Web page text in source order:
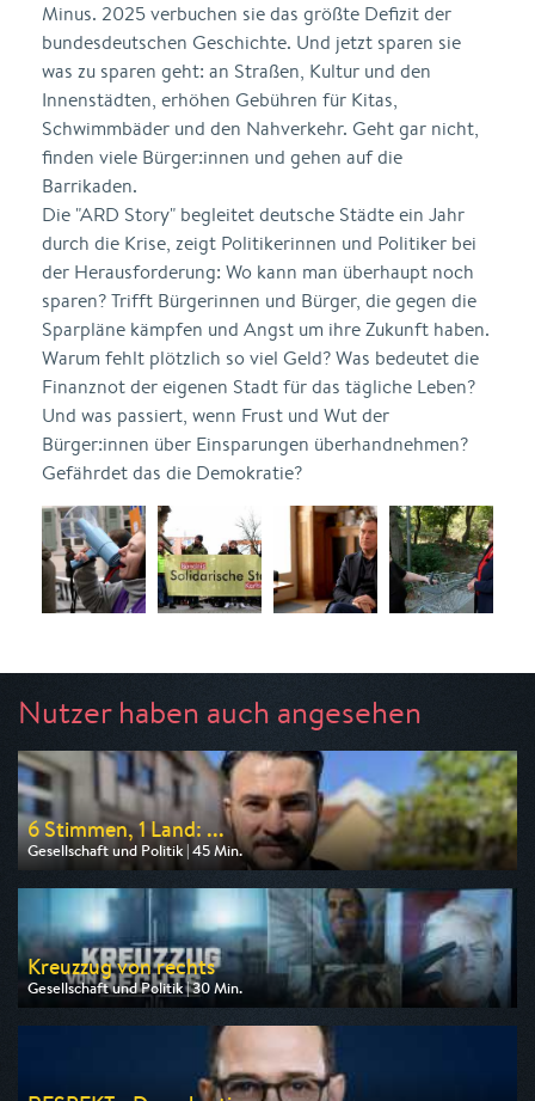
Minus. 2025 verbuchen sie das größte Defizit der
bundesdeutschen Geschichte. Und jetzt sparen sie
was zu sparen geht: an Straßen, Kultur und den
Innenstädten, erhöhen Gebühren für Kitas,
Schwimmbäder und den Nahverkehr. Geht gar nicht,
finden viele Bürger:innen und gehen auf die
Barrikaden.
Die "ARD Story" begleitet deutsche Städte ein Jahr
durch die Krise, zeigt Politikerinnen und Politiker bei
der Herausforderung: Wo kann man überhaupt noch
sparen? Trifft Bürgerinnen und Bürger, die gegen die
Sparpläne kämpfen und Angst um ihre Zukunft haben.
Warum fehlt plötzlich so viel Geld? Was bedeutet die
Finanznot der eigenen Stadt für das tägliche Leben?
Und was passiert, wenn Frust und Wut der
Bürger:innen über Einsparungen überhandnehmen?
Gefährdet das die Demokratie?
Nutzer haben auch angesehen
6 Stimmen, 1 Land: ...
Gesellschaft und Politik | 45 Min.
Ausgestrahlt von MDR
am 12.08.2026, 20:15
Kreuzzug von rechts
Gesellschaft und Politik | 30 Min.
Ausgestrahlt von Phoenix
am 10.08.2026, 00:45